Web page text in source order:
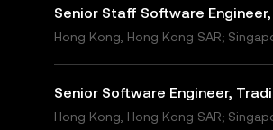
Senior Staff Software
Hong Kong, Hong Kong SAR;
Senior Software Engineer,
Hong Kong, Hong Kong SAR;